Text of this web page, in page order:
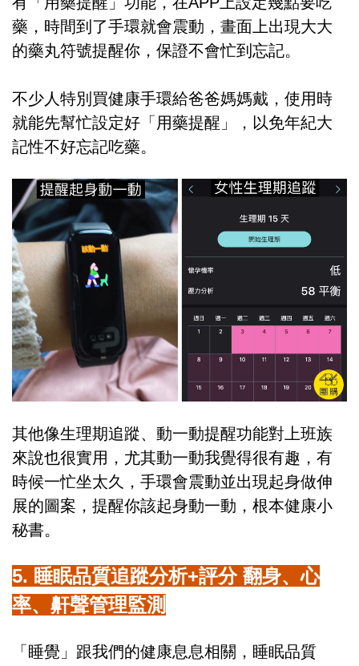
藥，時間到了手環就會震動，畫面上出現大大
的藥丸符號提醒你，保證不會忙到忘記。
不少人特別買健康手環給爸爸媽媽戴，使用時
就能先幫忙設定好「用藥提醒」，以免年紀大
記性不好忘記吃藥。
其他像生理期追蹤、動一動提醒功能對上班族
來說也很實用，尤其動一動我覺得很有趣，有
時候一忙坐太久，手環會震動並出現起身做伸
展的圖案，提醒你該起身動一動，根本健康小
秘書。
5. 睡眠品質追蹤分析+評分 翻身、心
率、鼾聲管理監測
「睡覺」跟我們的健康息息相關，睡眠品質